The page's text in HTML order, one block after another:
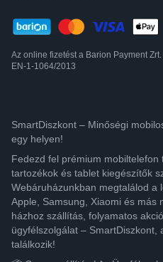
Az online fizetést a Barion Payment
EN-1-1064/2013
SmartDiszkont – Minőségi
egy helyen!
Fedezd fel prémium mobiltelefon
tartozékok és tablet kiegészítők
Webáruházunkban megtalálod a
Apple, Samsung, Xiaomi és más
házhoz szállítás, folyamatos
ügyfélszolgálat –
találkozik!